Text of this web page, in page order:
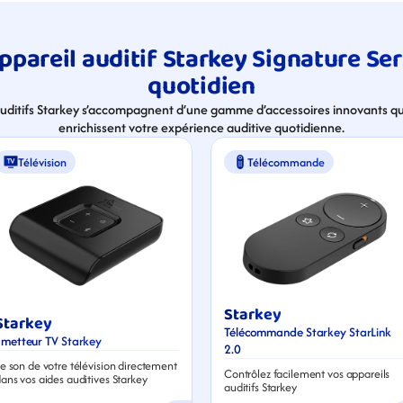
auditif Starkey Signature
quotidien
Starkey s’accompagnent d’une gamme d’accessoires innovants
enrichissent votre expérience auditive quotidienne.
Télévision
TV Starkey
son de votre télévision directement
vos aides auditives Starkey
Télécommande
Starkey
Télécommande Starkey StarLink
2.0
Contrôlez facilement vos appareils
auditifs Starkey